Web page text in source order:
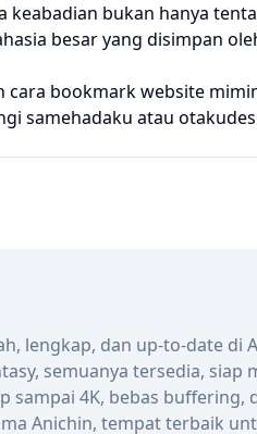
keabadian bukan hanya
besar yang disimpan
bookmark website
samehadaku atau
lengkap, dan up-to-date di
semuanya tersedia, siap
sampai 4K, bebas buffering,
Anichin, tempat terbaik